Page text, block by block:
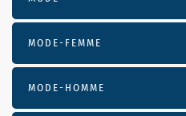
MODE-FEMME
MODE-HOMME